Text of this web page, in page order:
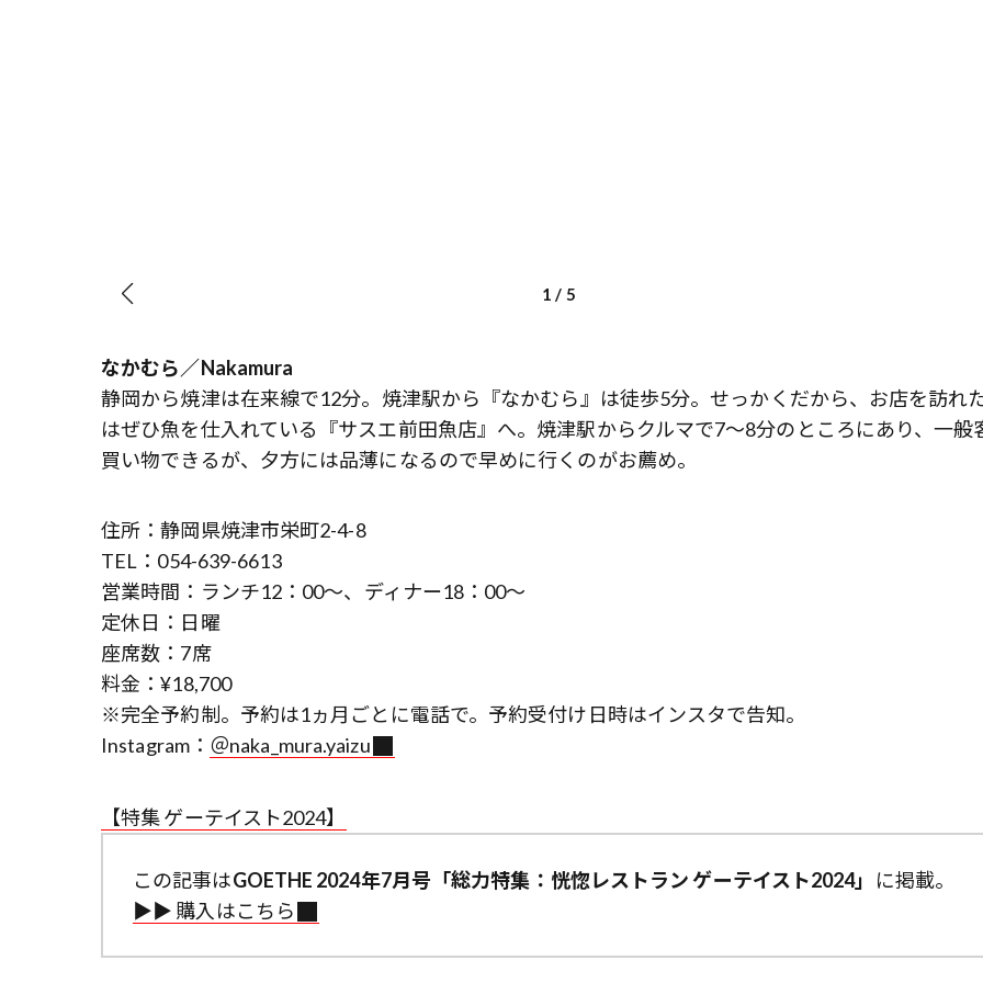
1 / 5
なかむら／Nakamura
静岡から焼津は在来線で12分。焼津駅から『なかむら』は徒歩5分。せっかくだから、お店を訪れ
はぜひ魚を仕入れている『サスエ前田魚店』へ。焼津駅からクルマで7～8分のところにあり、一般
買い物できるが、夕方には品薄になるので早めに行くのがお薦め。
住所：静岡県焼津市栄町2-4-8
TEL：054-639-6613
営業時間：ランチ12：00～、ディナー18：00～
定休日：日曜
座席数：7席
料金：¥18,700
※完全予約制。予約は1ヵ月ごとに電話で。予約受付け日時はインスタで告知。
Instagram： ＠naka_mura.yaizu
【特集 ゲーテイスト2024】
この記事はGOETHE 2024年7月号「総力特集：恍惚レストラン ゲーテイスト2024」
に掲載。
▶︎▶︎ 購入はこちら